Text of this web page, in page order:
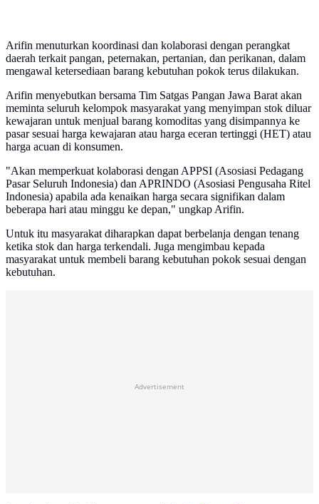
Arifin menuturkan koordinasi dan kolaborasi dengan perangkat
daerah terkait pangan, peternakan, pertanian, dan perikanan, dalam
mengawal ketersediaan barang kebutuhan pokok terus dilakukan.
Arifin menyebutkan bersama Tim Satgas Pangan Jawa Barat akan
meminta seluruh kelompok masyarakat yang menyimpan stok diluar
kewajaran untuk menjual barang komoditas yang disimpannya ke
pasar sesuai harga kewajaran atau harga eceran tertinggi (HET) atau
harga acuan di konsumen.
"Akan memperkuat kolaborasi dengan APPSI (Asosiasi Pedagang
Pasar Seluruh Indonesia) dan APRINDO (Asosiasi Pengusaha Ritel
Indonesia) apabila ada kenaikan harga secara signifikan dalam
beberapa hari atau minggu ke depan," ungkap Arifin.
Untuk itu masyarakat diharapkan dapat berbelanja dengan tenang
ketika stok dan harga terkendali. Juga mengimbau kepada
masyarakat untuk membeli barang kebutuhan pokok sesuai dengan
kebutuhan.
Advertisement